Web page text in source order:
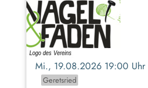
Mi., 19.08.2026 19:00 Uhr
Geretsried